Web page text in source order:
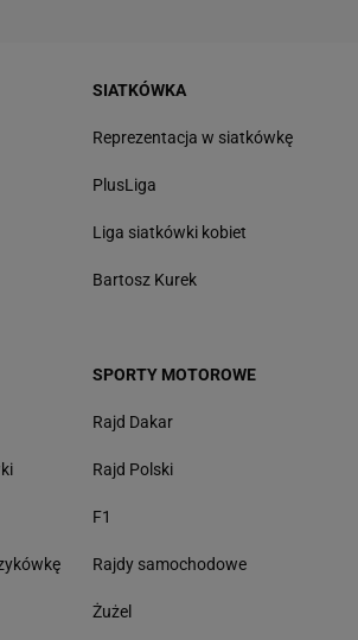
SIATKÓWKA
Reprezentacja w siatkówkę
PlusLiga
Liga siatkówki kobiet
Bartosz Kurek
SPORTY MOTOROWE
Rajd Dakar
Rajd Polski
F1
Rajdy samochodowe
Żużel